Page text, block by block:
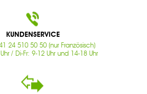
KUNDENSERVICE
24 510 50 50 (nur Französisch)
/ Di-Fr: 9-12 Uhr und 14-18 Uhr